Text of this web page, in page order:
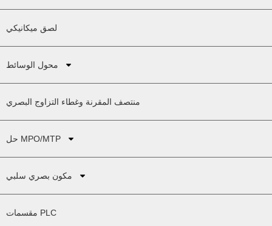
لصق ميكانيكي
محول الوسائط
منتصف المقرنة وغطاء التزاوج البصري
حل MPO/MTP
مكون بصري سلبي
مقسمات PLC